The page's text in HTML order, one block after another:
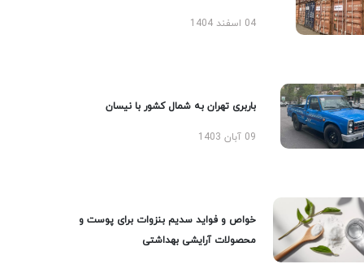
04 اسفند 1404
باربری تهران به شمال کشور با نیسان
09 آبان 1403
خواص و فواید سدیم بنزوات برای پوست و
محصولات آرایشی بهداشتی